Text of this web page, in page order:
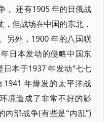
， 还有1905 年的日俄战
但战场在中国的东北，
另外，1900 年的八国联
日本发动的侵略中国东
日本于1937 年发动“七七
年爆发的太平洋战
境造成了非常不好的影
内部战争(有些是“内乱”)